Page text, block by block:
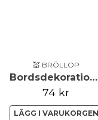
💒 BRÖLLOP
Bordsdekoration - Träskiva
74 kr
LÄGG I VARUKORGEN